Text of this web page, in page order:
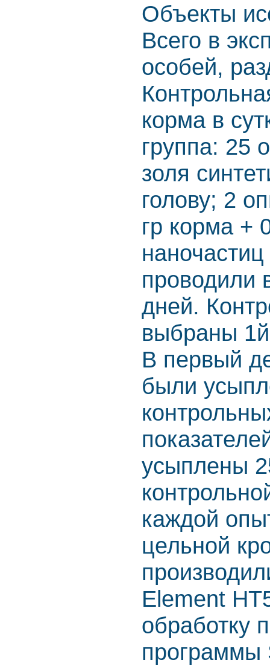
Объекты
Всего в
особей,
корма в
группа: 25
золя
голову; 2
гр корма +
проводили
дней.
выбраны
В первый
были
усыплены
каждой
цельной
Element
обработку
программы